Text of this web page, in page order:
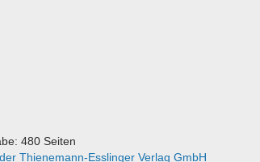
480 Seiten
Thienemann-Esslinger Verlag GmbH